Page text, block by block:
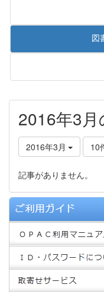
図
2016年3
2016年3月 10
記事がありません。